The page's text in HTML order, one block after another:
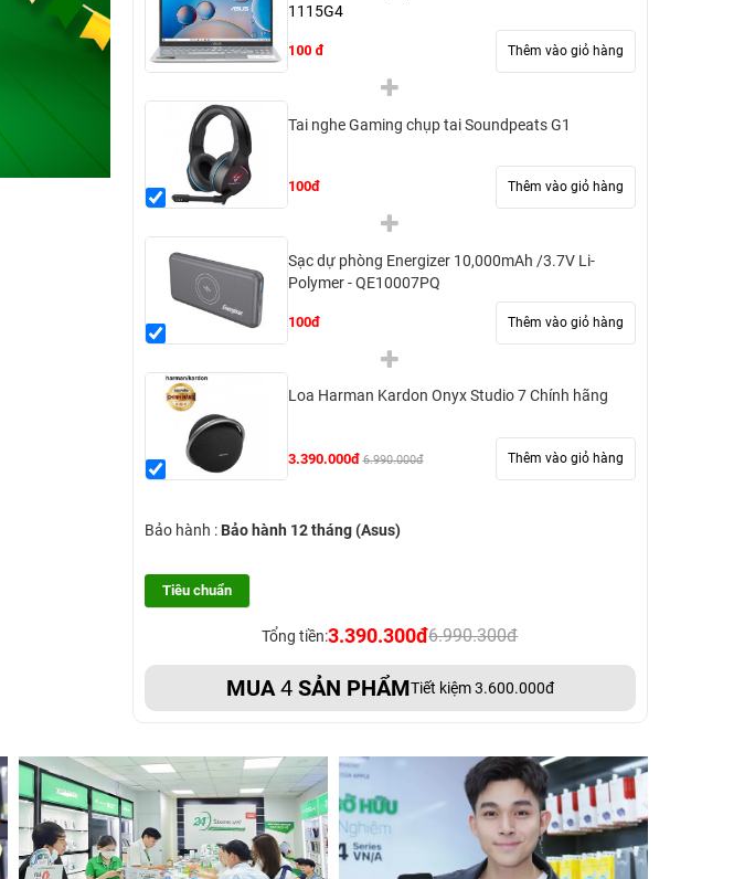
1115G4
100 đ Thêm vào giỏ hàng
Tai nghe Gaming chụp tai Soundpeats G1
100đ Thêm vào giỏ hàng
Sạc dự phòng Energizer 10,000mAh /3.7V Li-
Polymer - QE10007PQ
100đ Thêm vào giỏ hàng
Loa Harman Kardon Onyx Studio 7 Chính hãng
3.390.000đ 6.990.000đ Thêm vào giỏ hàng
Bảo hành : Bảo hành 12 tháng (Asus)
Tiêu chuẩn
Tổng tiền:3.390.300đ6.990.300đ
MUA4SẢN PHẨMTiết kiệm 3.600.000đ